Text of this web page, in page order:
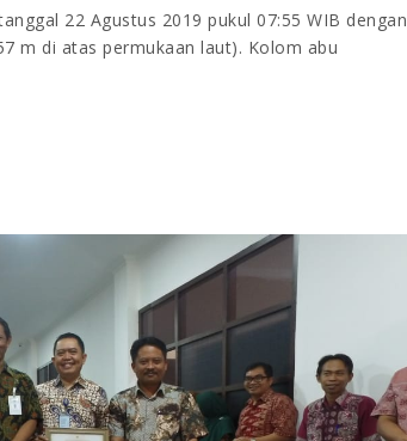
22 Agustus 2019 pukul 07:55 WIB dengan
m di atas permukaan laut). Kolom abu